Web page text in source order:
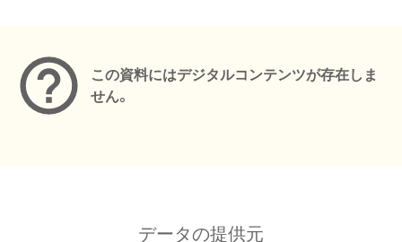
この資料にはデジタルコンテンツが存在しま
せん。
データの提供元